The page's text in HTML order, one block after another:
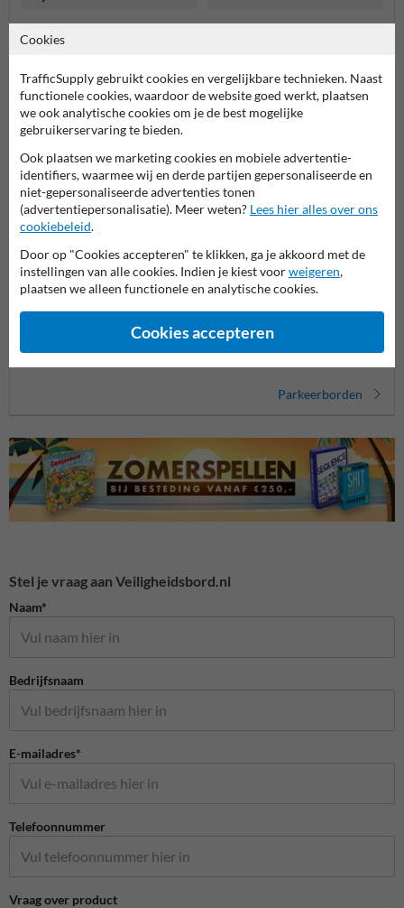
Productcategorieën in deze groep
Laden en lossen borden
Parkeerborden (toegestaan)
Parkeerborden
Stel je vraag aan Veiligheidsbord.nl
Naam*
Bedrijfsnaam
E-mailadres*
Telefoonnummer
Vraag over product
Cookies
TrafficSupply gebruikt cookies en vergelijkbare technieken. Naast
functionele cookies, waardoor de website goed werkt, plaatsen
we ook analytische cookies om je de best mogelijke
gebruikerservaring te bieden.
Ook plaatsen we marketing cookies en mobiele advertentie-
identifiers, waarmee wij en derde partijen gepersonaliseerde en
niet-gepersonaliseerde advertenties tonen
(advertentiepersonalisatie). Meer weten? Lees hier alles over ons
cookiebeleid.
Door op "Cookies accepteren" te klikken, ga je akkoord met de
instellingen van alle cookies. Indien je kiest voorweigeren,
plaatsen we alleen functionele en analytische cookies.
Cookies accepteren